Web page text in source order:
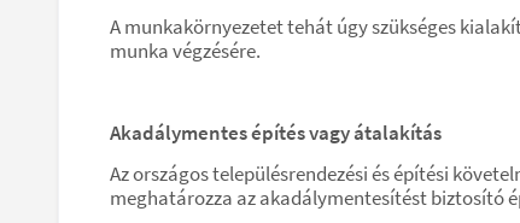
A munkakörnyezetet tehát úgy szükséges
munka végzésére.
Akadálymentes építés vagy átalakítás
Az országos településrendezési és építési
meghatározza az akadálymentesítést biztosító